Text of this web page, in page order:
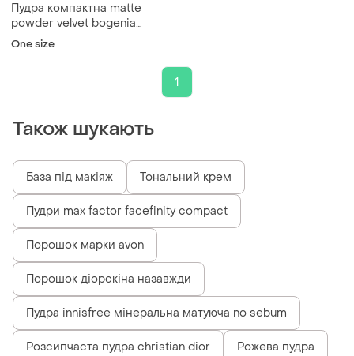
Пудра компактна matte
powder velvet bogenia
bg640
One size
1
Також шукають
База під макіяж Тональний крем
Пудри max factor facefinity compact
Порошок марки avon
Порошок діорскіна назавжди
Пудра innisfree мінеральна матуюча no sebum
Розсипчаста пудра christian dior Рожева пудра